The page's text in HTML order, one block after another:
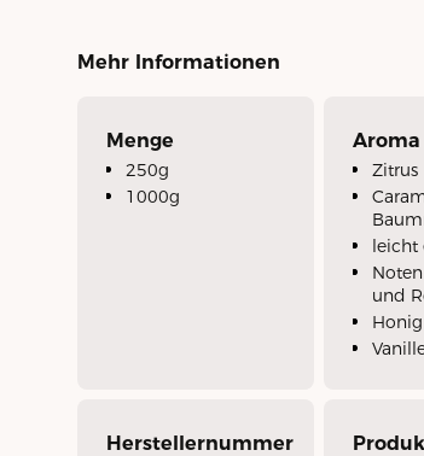
Mehr Informationen
Menge
250g
1000g
Aroma
Zitrus
leicht
und
Honig
Herstellernummer